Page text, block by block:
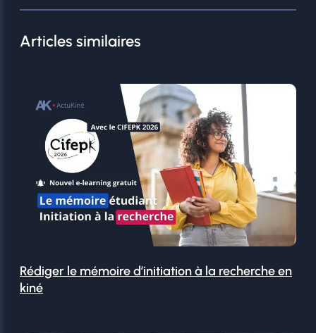
Articles similaires
Rédiger le mémoire d’initiation à la recherche en
kiné